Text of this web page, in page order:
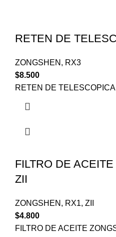
RETEN DE
ZONGSHEN , RX3
$8.500
RETEN DE
FILTRO DE
ZII
ZONGSHEN , RX1, ZII
$4.800
FILTRO DE ACEITE